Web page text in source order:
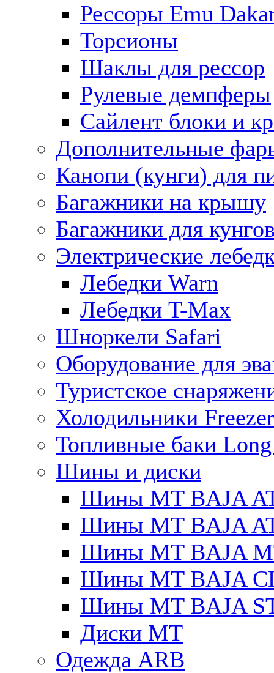
Рессоры Emu
Торсионы
Шаклы для рессор
Рулевые демпферы
Сайлент блоки и
Дополнительные
Канопи (кунги) для
Багажники на крышу
Багажники для
Электрические
Лебедки Warn
Лебедки T-Max
Шноркели Safari
Оборудование для
Туристское
Холодильники
Топливные баки
Шины и диски
Шины MT BAJA
Шины MT BAJA
Шины MT BAJA
Шины MT BAJA
Шины MT BAJA
Диски MT
Одежда ARB